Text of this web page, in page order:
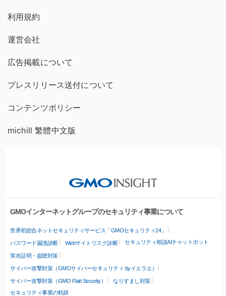
利用規約
運営会社
広告掲載について
プレスリリース送付について
コンテンツポリシー
michill 繁體中文版
GMOインターネットグループのセキュリティ事業について
世界初総合ネットセキュリティサービス「GMOセキュリティ24」
パスワード漏洩診断 Webサイトリスク診断 セキュリティ相談AIチャットボット
実在証明・盗聴対策
サイバー攻撃対策（GMOサイバーセキュリティ byイエラエ）
サイバー攻撃対策（GMO Flatt Security）
なりすまし対策
セキュリティ事業の軌跡